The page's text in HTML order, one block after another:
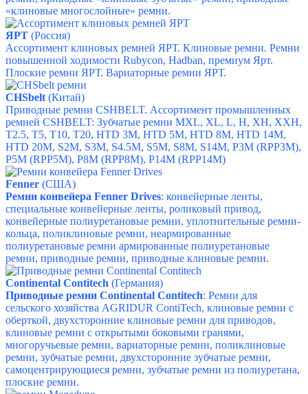
«клиновые многослойные» ремни.
ЯРТ (Россия)
Ассортимент клиновых ремней ЯРТ. Клиновые ремни. Ремни
повышенной ходимости Rubycon, Hadban, премиум Ярт.
Плоские ремни ЯРТ. Вариаторные ремни ЯРТ.
CHSbelt (Китай)
Приводные ремни CSHBELT. Ассортимент промышленных
ремней CSHBELT: Зубчатые ремни MXL, XL, L, H, XH, XXH,
T2.5, T5, T10, T20, HTD 3M, HTD 5M, HTD 8M, HTD 14M,
HTD 20M, S2M, S3M, S4.5M, S5M, S8M, S14M, P3M (RPP3M),
P5M (RPP5M), P8M (RPP8M), P14M (RPP14M)
Fenner (США)
Ремни конвейера Fenner Drives: конвейерные ленты,
специальные конвейерные ленты, роликовый привод,
конвейерные полиуретановые ремни, уплотнительные ремни-
кольца, поликлиновые ремни, неармированные
полиуретановые ремни армированные полиуретановые
ремни, приводные ремни, приводные клиновые ремни.
Continental Contitech (Германия)
Приводные ремни Continental Contitech: Ремни для
сельского хозяйства AGRIDUR ContiTech, клиновые ремни с
оберткой, двухсторонние клиновые ремни для приводов,
клиновые ремни с открытыми боковыми гранями,
многоручьевые ремни, вариаторные ремни, поликлиновые
ремни, зубчатые ремни, двухсторонние зубчатые ремни,
самоцентрирующиеся ремни, зубчатые ремни из полиуретана,
плоские ремни.